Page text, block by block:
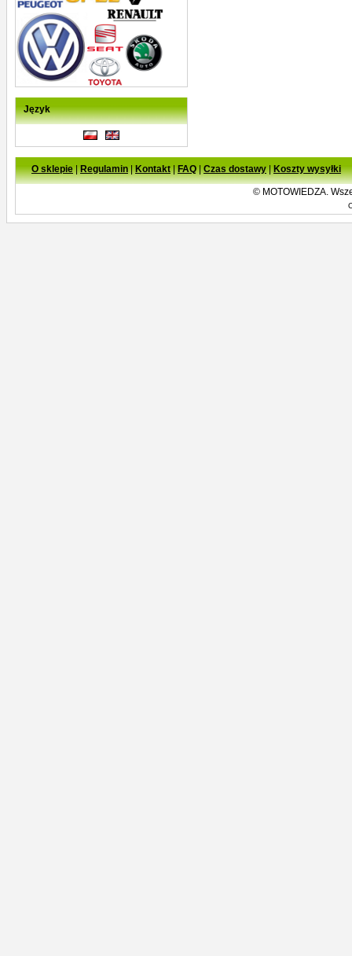
Język
O sklepie|Regulamin|Kontakt|FAQ|Czas dostawy|Koszty wysyłki
© MOTOWIEDZA.